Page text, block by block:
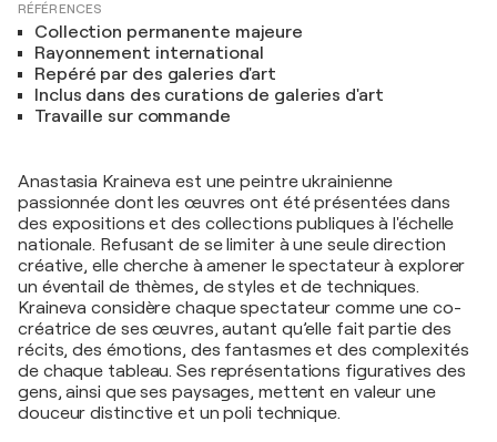
RÉFÉRENCES
Collection permanente majeure
Rayonnement international
Repéré par des galeries d'art
Inclus dans des curations de galeries d'art
Travaille sur commande
Anastasia Kraineva est une peintre ukrainienne
passionnée dont les œuvres ont été présentées dans
des expositions et des collections publiques à l'échelle
nationale. Refusant de se limiter à une seule direction
créative, elle cherche à amener le spectateur à explorer
un éventail de thèmes, de styles et de techniques.
Kraineva considère chaque spectateur comme une co-
créatrice de ses œuvres, autant qu’elle fait partie des
récits, des émotions, des fantasmes et des complexités
de chaque tableau. Ses représentations figuratives des
gens, ainsi que ses paysages, mettent en valeur une
douceur distinctive et un poli technique.